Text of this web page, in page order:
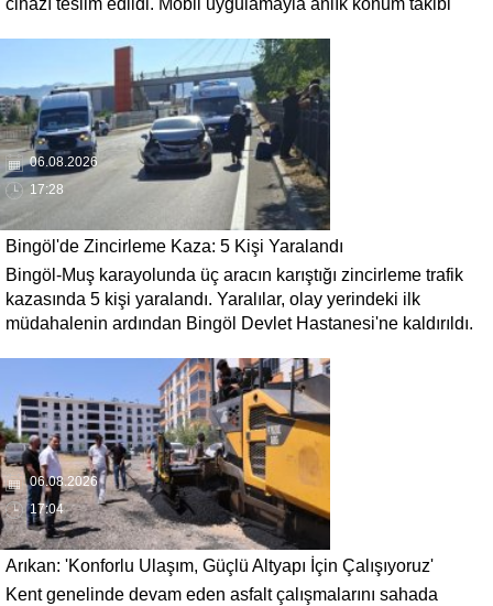
cihazı teslim edildi. Mobil uygulamayla anlık konum takibi
daha kısa sürede ulaşılmasını sağlaması hedefleniyor.
06.08.2026
17:28
Bingöl'de Zincirleme Kaza: 5 Kişi Yaralandı
Bingöl-Muş karayolunda üç aracın karıştığı zincirleme trafik
kazasında 5 kişi yaralandı. Yaralılar, olay yerindeki ilk
müdahalenin ardından Bingöl Devlet Hastanesi'ne kaldırıldı.
06.08.2026
17:04
Arıkan: 'Konforlu Ulaşım, Güçlü Altyapı İçin Çalışıyoruz'
Kent genelinde devam eden asfalt çalışmalarını sahada